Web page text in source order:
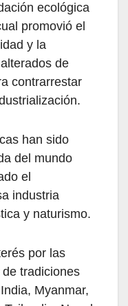
ecológica
promovió el
y la
de
contrarrestar
han sido
del mundo
el
industria
y naturismo.
por las
tradiciones
Myanmar,